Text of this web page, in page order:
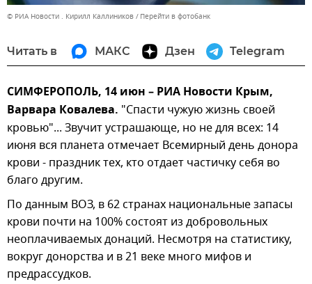
© РИА Новости . Кирилл Каллиников Перейти в фотобанк
Читать в МАКС Дзен Telegram
СИМФЕРОПОЛЬ, 14 июн – РИА Новости Крым,
Варвара Ковалева. "Спасти чужую жизнь своей
кровью"... Звучит устрашающе, но не для всех: 14
июня вся планета отмечает Всемирный день донора
крови - праздник тех, кто отдает частичку себя во
благо другим.
По данным ВОЗ, в 62 странах национальные запасы
крови почти на 100% состоят из добровольных
неоплачиваемых донаций. Несмотря на статистику,
вокруг донорства и в 21 веке много мифов и
предрассудков.